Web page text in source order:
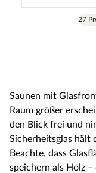
27
Saunen mit
Raum größer
den Blick frei und
Sicherheitsglas hält
Beachte, dass
speichern als Holz